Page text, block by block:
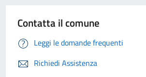
Contatta il comune
Leggi le domande frequenti
Richiedi Assistenza